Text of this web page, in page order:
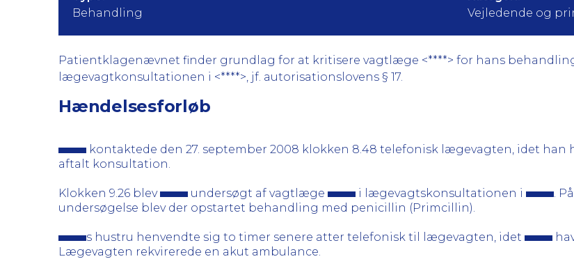
Behandling
Vejledende og
Patientklagenævnet finder grundlag for at kritisere vagtlæge <****> for hans behandling
lægevagtkonsultationen i <****>, jf. autorisationslovens § 17.
Hændelsesforløb
kontaktede den 27. september 2008 klokken 8.48 telefonisk lægevagten, idet han
aftalt konsultation.
Klokken 9.26 blev undersøgt af vagtlæge i lægevagtskonsultationen i
.
undersøgelse blev der opstartet behandling med penicillin (Primcillin).
s hustru henvendte sig to timer senere atter telefonisk til lægevagten, idet
Lægevagten rekvirerede en akut ambulance.